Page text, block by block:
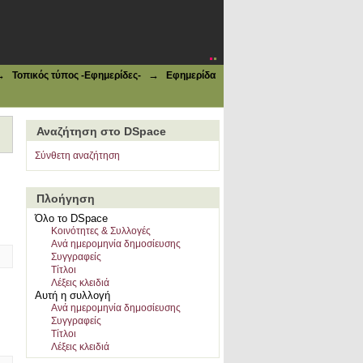
Τοπικός τύπος -Εφημερίδες- →
Εφημερίδα
Αναζήτηση στο DSpace
Σύνθετη αναζήτηση
Πλοήγηση
Όλο το DSpace
Κοινότητες & Συλλογές
Ανά ημερομηνία δημοσίευσης
Συγγραφείς
Τίτλοι
Λέξεις κλειδιά
Αυτή η συλλογή
Ανά ημερομηνία δημοσίευσης
Συγγραφείς
Τίτλοι
Λέξεις κλειδιά